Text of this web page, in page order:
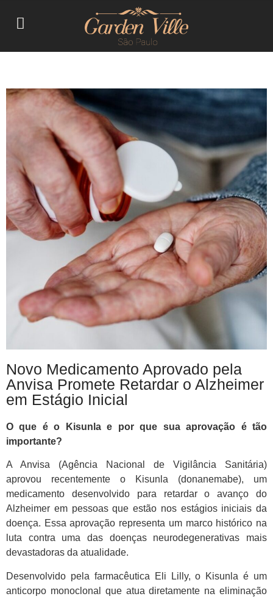
Novo Medicamento Aprovado pela
Anvisa Promete Retardar o Alzheimer
em Estágio Inicial
O que é o Kisunla e por que sua aprovação é tão
importante?
A Anvisa (Agência Nacional de Vigilância Sanitária)
aprovou recentemente o Kisunla (donanemabe), um
medicamento desenvolvido para retardar o avanço do
Alzheimer em pessoas que estão nos estágios iniciais da
doença. Essa aprovação representa um marco histórico na
luta contra uma das doenças neurodegenerativas mais
devastadoras da atualidade.
Desenvolvido pela farmacêutica Eli Lilly, o Kisunla é um
anticorpo monoclonal que atua diretamente na eliminação